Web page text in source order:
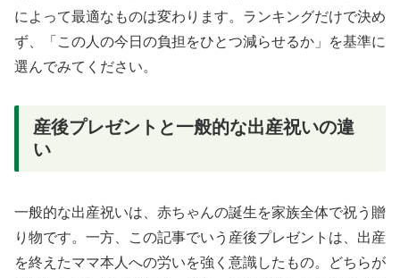
によって最適なものは変わります。ランキングだけで決め
ず、「この人の今日の負担をひとつ減らせるか」を基準に
選んでみてください。
産後プレゼントと一般的な出産祝いの違
い
一般的な出産祝いは、赤ちゃんの誕生を家族全体で祝う贈
り物です。一方、この記事でいう産後プレゼントは、出産
を終えたママ本人への労いを強く意識したもの。どちらが